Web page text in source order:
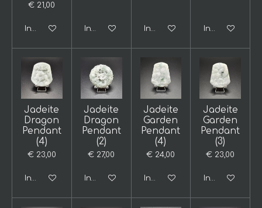
€ 21,00
In winkelwagenIn winkelwagenIn winkelwagen In
Jadeite
Dragon
Pendant
(4)
€ 23,00
In winkelwagen
Jadeite
Dragon
Pendant
(2)
€ 27,00
In winkelwagen
Jadeite
Garden
Pendant
(4)
€ 24,00
In winkelwagen
Jadeite
Garden
Pendant
(3)
€ 23,00
In